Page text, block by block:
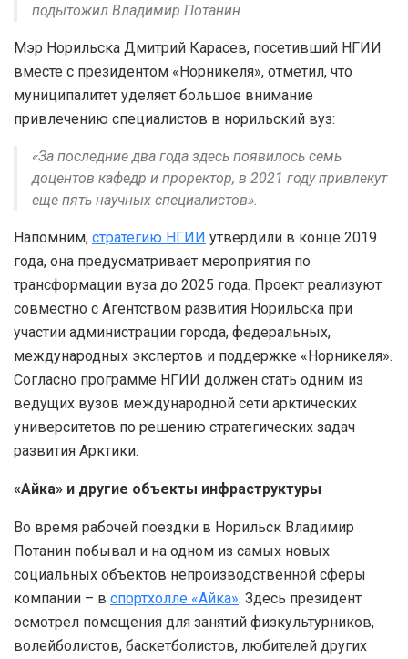
подытожил Владимир Потанин.
Мэр Норильска Дмитрий Карасев, посетивший НГИИ
вместе с президентом «Норникеля», отметил, что
муниципалитет уделяет большое внимание
привлечению специалистов в норильский вуз:
«За последние два года здесь появилось семь
доцентов кафедр и проректор, в 2021 году привлекут
еще пять научных специалистов».
Напомним, стратегию НГИИ утвердили в конце 2019
года, она предусматривает мероприятия по
трансформации вуза до 2025 года. Проект реализуют
совместно с Агентством развития Норильска при
участии администрации города, федеральных,
международных экспертов и поддержке «Норникеля».
Согласно программе НГИИ должен стать одним из
ведущих вузов международной сети арктических
университетов по решению стратегических задач
развития Арктики.
«Айка» и другие объекты инфраструктуры
Во время рабочей поездки в Норильск Владимир
Потанин побывал и на одном из самых новых
социальных объектов непроизводственной сферы
компании – в спортхолле «Айка». Здесь президент
осмотрел помещения для занятий физкультурников,
волейболистов, баскетболистов, любителей других